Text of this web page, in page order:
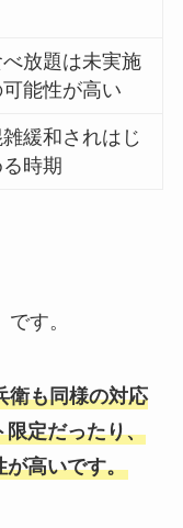
放題は未実施
能性が高い
緩和されはじ
時期
す。
衛も同様の対応
限定だったり、
が高いです。